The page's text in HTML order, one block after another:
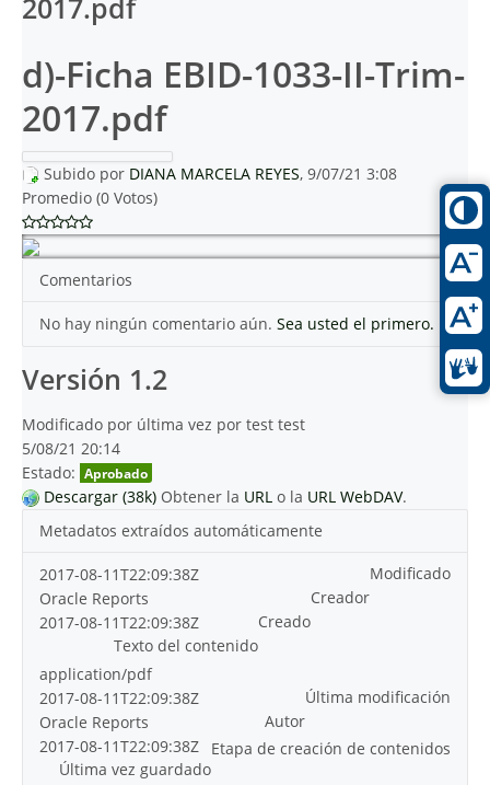
2017.pdf
d)-Ficha EBID-1033-II-Trim-
2017.pdf
Subido por DIANA MARCELA REYES, 9/07/21 3:08
Promedio (0 Votos)
Comentarios
No hay ningún comentario aún. Sea usted el primero.
Versión 1.2
Modificado por última vez por test test
5/08/21 20:14
Estado: Aprobado
Descargar (38k) Obtener la URL o la URL WebDAV.
Metadatos extraídos automáticamente
Modificado
2017-08-11T22:09:38Z
Creador
Oracle Reports
Creado
2017-08-11T22:09:38Z
Texto del contenido
application/pdf
Última modificación
2017-08-11T22:09:38Z
Autor
Oracle Reports
Etapa de creación de contenidos
2017-08-11T22:09:38Z
Última vez guardado